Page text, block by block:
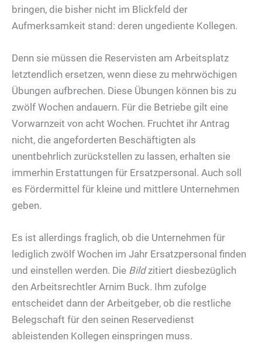
bringen, die bisher nicht im Blickfeld der
Aufmerksamkeit stand: deren ungediente Kollegen.
Denn sie müssen die Reservisten am Arbeitsplatz
letztendlich ersetzen, wenn diese zu mehrwöchigen
Übungen aufbrechen. Diese Übungen können bis zu
zwölf Wochen andauern. Für die Betriebe gilt eine
Vorwarnzeit von acht Wochen. Fruchtet ihr Antrag
nicht, die angeforderten Beschäftigten als
unentbehrlich zurückstellen zu lassen, erhalten sie
immerhin Erstattungen für Ersatzpersonal. Auch soll
es Fördermittel für kleine und mittlere Unternehmen
geben.
Es ist allerdings fraglich, ob die Unternehmen für
lediglich zwölf Wochen im Jahr Ersatzpersonal finden
und einstellen werden. Die Bildzitiert diesbezüglich
den Arbeitsrechtler Arnim Buck. Ihm zufolge
entscheidet dann der Arbeitgeber, ob die restliche
Belegschaft für den seinen Reservedienst
ableistenden Kollegen einspringen muss.